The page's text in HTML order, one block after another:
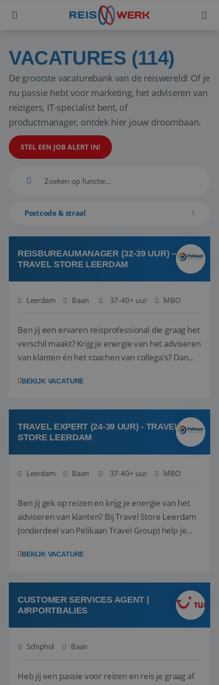
VACATURES (114)
De grootste vacaturebank van de reiswereld! Of je
nu passie hebt voor marketing, het adviseren van
reizigers, IT-specialist bent, of
productmanager, ontdek hier jouw droombaan.
STEL EEN JOB ALERT IN!
Postcode & straal
REISBUREAUMANAGER (32-39 UUR) –
TRAVEL STORE LEERDAM
Leerdam Baan 37-40+ uur MBO
Ben jij een ervaren reisprofessional die graag het
verschil maakt? Krijg je energie van het adviseren
van klanten én het coachen van collega's? Dan
(onderdeel van Pelikaan Travel Group) zoeken
team het reisbureau verder...
BEKIJK VACATURE
TRAVEL EXPERT (24-39 UUR) - TRAVEL
STORE LEERDAM
Leerdam Baan 37-40+ uur MBO
Ben jij gek op reizen en krijg je energie van het
adviseren van klanten? Bij Travel Store Leerdam
(onderdeel van Pelikaan Travel Group) help je
vinden. Samen maken we van elke reis een
hebt in de reisbranche of j...
BEKIJK VACATURE
CUSTOMER SERVICES AGENT |
AIRPORTBALIES
Schiphol Baan
Heb jij een passie voor reizen en reis je graag af